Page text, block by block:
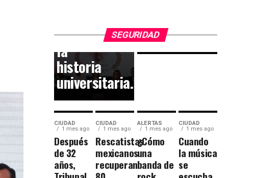
SEGURIDAD
huella en
la
historia
universitaria.
Momias.
CIUDAD
1 mes ago
Después
de 32
años,
CIUDAD
1 mes ago
Rescatistas
mexicanos
recuperan
ALERTAS
1 mes ago
¿Cómo
una
banda de
CIUDAD
1 mes ago
Cuando
la música
se